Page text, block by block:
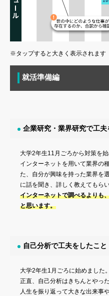
※タップすると大きく表示されます
就活準備編
企業研究・業界研究で工夫
大学2年生11月ごろから対策を始
インターネットを用いて業界の
た、自分が興味を持った業界を
に話を聞き、詳しく教えてもらい
インターネットで調べるよりも
と思います。
自己分析で工夫をしたこと
大学2年生1月ごろに始めました。
正直、自己分析はきちんとやっ
人生を振り返って大きな出来事